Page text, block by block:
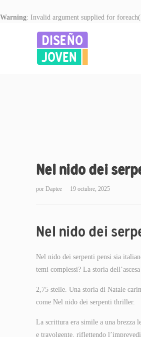
Warning: Invalid argument supplied for
Nel nido dei
por Daptee 19 octubre, 2025
Nel nido dei
Nel nido dei serpenti pensi sia
temi complessi? La storia
2,75 stelle. Una storia di Natale
come Nel nido dei serpenti thriller.
La scrittura era simile a una brezza
e travolgente, riflettendo